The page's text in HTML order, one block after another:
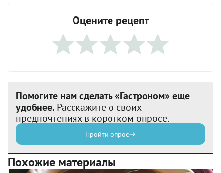
Оцените рецепт
Помогите нам сделать «Гастроном» еще
удобнее. Расскажите о своих
предпочтениях в коротком опросе.
Пройти опрос
Похожие материалы